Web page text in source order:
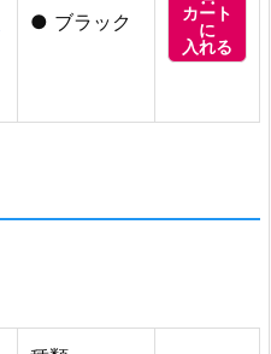
● ブラック
カート
に
入れる